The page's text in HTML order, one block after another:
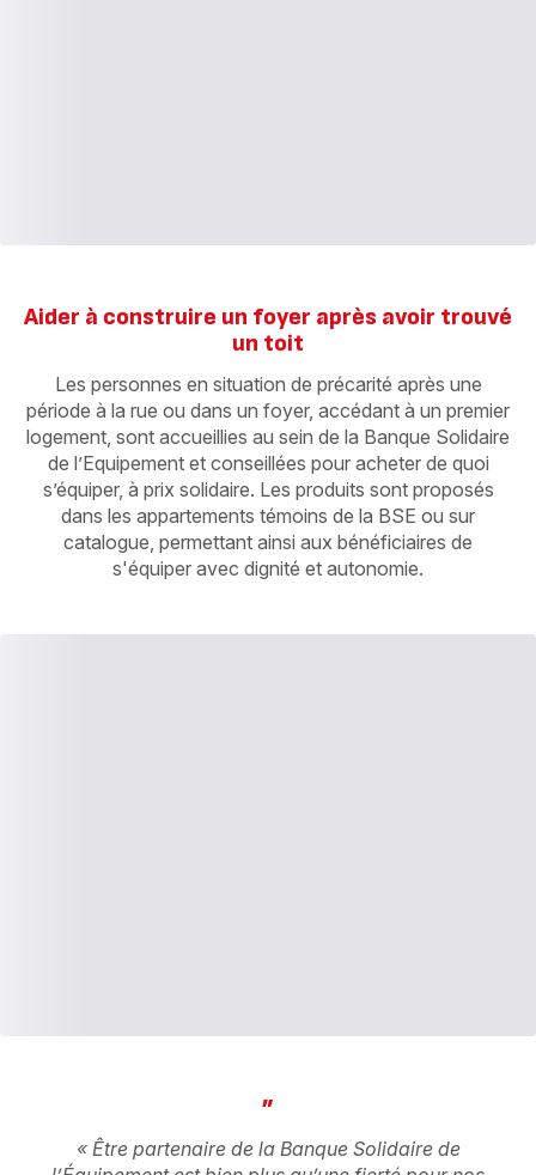
Aider à construire un foyer après avoir trouvé
un toit
Les personnes en situation de précarité après une
période à la rue ou dans un foyer, accédant à un premier
logement, sont accueillies au sein de la Banque Solidaire
de l’Equipement et conseillées pour acheter de quoi
s’équiper, à prix solidaire. Les produits sont proposés
dans les appartements témoins de la BSE ou sur
catalogue, permettant ainsi aux bénéficiaires de
s'équiper avec dignité et autonomie.
”
« Être partenaire de la Banque Solidaire de